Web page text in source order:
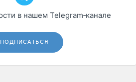
в нашем Telegram‑канале
ПОДПИСАТЬСЯ